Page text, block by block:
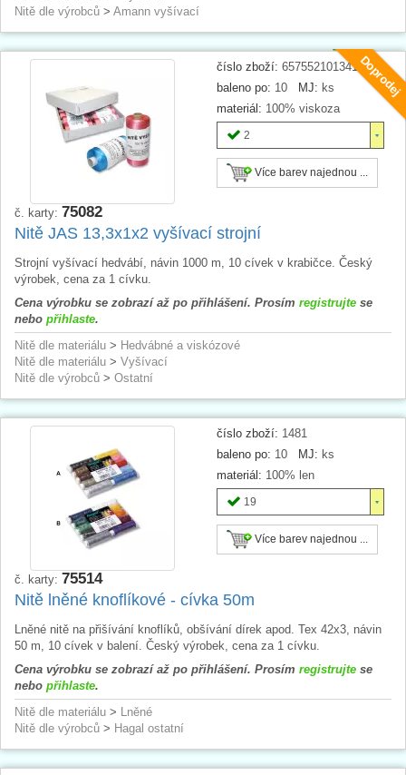
Nitě dle výrobců > Amann vyšívací
Doprodej
číslo zboží: 657552101341
baleno po: 10 MJ: ks
materiál: 100% viskoza
2
Více barev najednou ...
č. karty: 75082
Nitě JAS 13,3x1x2 vyšívací strojní
Strojní vyšívací hedvábí, návin 1000 m, 10 cívek v krabičce. Český
výrobek, cena za 1 cívku.
Cena výrobku se zobrazí až po přihlášení. Prosím registrujte se
nebo přihlaste.
Nitě dle materiálu > Hedvábné a viskózové
Nitě dle materiálu > Vyšívací
Nitě dle výrobců > Ostatní
číslo zboží: 1481
baleno po: 10 MJ: ks
materiál: 100% len
19
Více barev najednou ...
č. karty: 75514
Nitě lněné knoflíkové - cívka 50m
Lněné nitě na přišívání knoflíků, obšívání dírek apod. Tex 42x3, návin
50 m, 10 cívek v balení. Český výrobek, cena za 1 cívku.
Cena výrobku se zobrazí až po přihlášení. Prosím registrujte se
nebo přihlaste.
Nitě dle materiálu > Lněné
Nitě dle výrobců > Hagal ostatní